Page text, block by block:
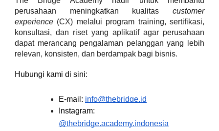
perusahaan meningkatkan kualitas customer
experience (CX) melalui program training, sertifikasi,
konsultasi, dan riset yang aplikatif agar perusahaan
dapat merancang pengalaman pelanggan yang lebih
relevan, konsisten, dan berdampak bagi bisnis.
Hubungi kami di sini:
E-mail: info@thebridge.id
@thebridge.academy.indonesia